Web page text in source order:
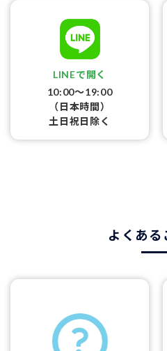
LINEで開く
10:00〜19:00
（日本時間）
土日祝日除く
よくある